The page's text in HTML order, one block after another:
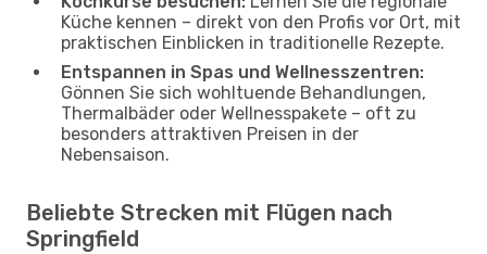
Küche kennen – direkt von den Profis vor Ort, mit
praktischen Einblicken in traditionelle Rezepte.
Entspannen in Spas und Wellnesszentren:
Gönnen Sie sich wohltuende Behandlungen,
Thermalbäder oder Wellnesspakete – oft zu
besonders attraktiven Preisen in der
Nebensaison.
Beliebte Strecken mit Flügen nach
Springfield